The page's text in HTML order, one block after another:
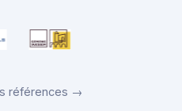
références →